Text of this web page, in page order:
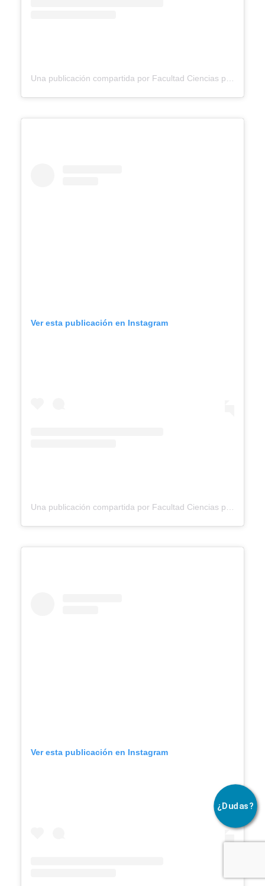
Ver esta publicación en Instagram
Una publicación compartida por Facultad Ciencias para la Salud Ucaldas (@facultadsaluducaldas)
Ver esta publicación en Instagram
¿Dudas?